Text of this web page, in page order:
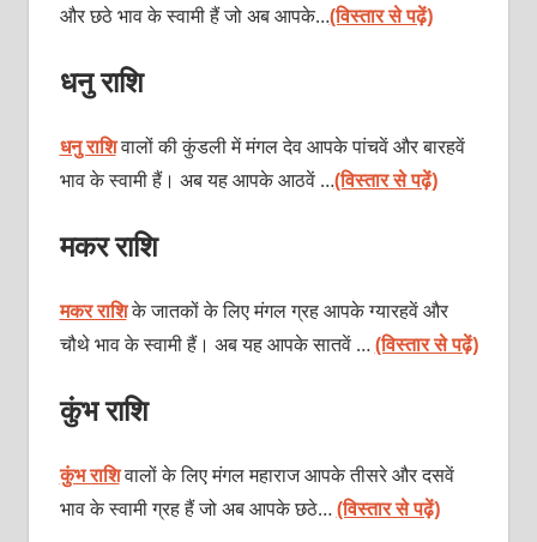
और छठे भाव के स्वामी हैं जो अब आपके…(विस्तार से पढ़ें)
धनु राशि
धनु राशिवालों की कुंडली में मंगल देव आपके पांचवें और बारहवें
भाव के स्वामी हैं। अब यह आपके आठवें …(विस्तार से पढ़ें)
मकर राशि
मकर राशिके जातकों के लिए मंगल ग्रह आपके ग्यारहवें और
चौथे भाव के स्वामी हैं। अब यह आपके सातवें …(विस्तार से पढ़ें)
कुंभ राशि
कुंभ राशिवालों के लिए मंगल महाराज आपके तीसरे और दसवें
भाव के स्वामी ग्रह हैं जो अब आपके छठे…(विस्तार से पढ़ें)